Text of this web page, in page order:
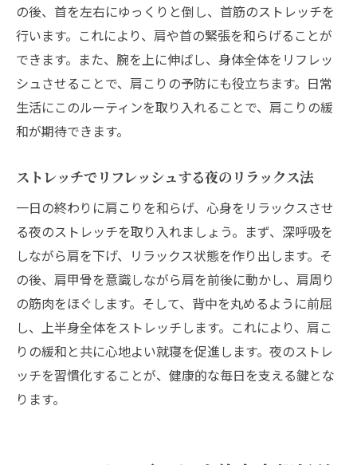
の後、首を左右にゆっくりと倒し、首筋のストレッチを
行います。これにより、肩や首の緊張を和らげることが
できます。また、腕を上に伸ばし、身体全体をリフレッ
シュさせることで、肩こりの予防にも役立ちます。日常
生活にこのルーティンを取り入れることで、肩こりの緩
和が期待できます。
ストレッチでリフレッシュする夜のリラックス法
一日の終わりに肩こりを和らげ、心身をリラックスさせ
る夜のストレッチを取り入れましょう。まず、深呼吸を
しながら肩を下げ、リラックス状態を作り出します。そ
の後、肩甲骨を意識しながら肩を前後に動かし、肩周り
の筋肉をほぐします。そして、背中を丸めるように前屈
し、上半身全体をストレッチします。これにより、肩こ
りの緩和と共に心地よい就寝を促進します。夜のストレ
ッチを習慣化することが、健康的な毎日を支える鍵とな
ります。